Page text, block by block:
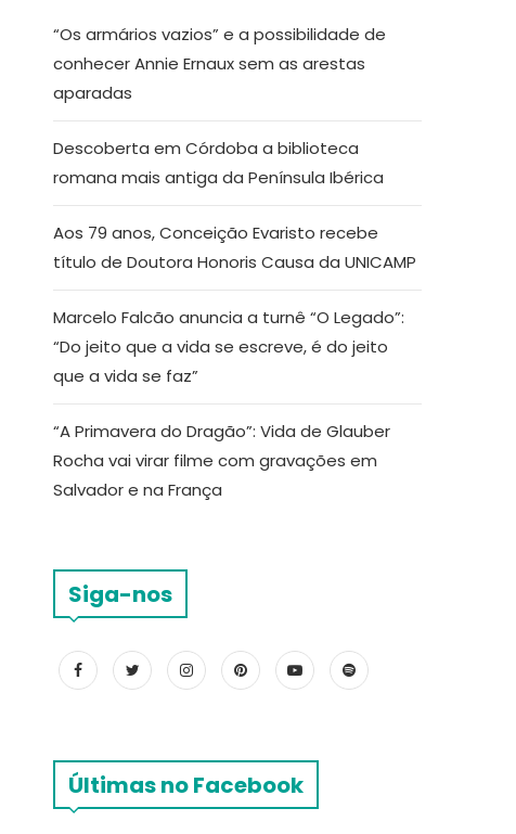
“Os armários vazios” e a possibilidade de
conhecer Annie Ernaux sem as arestas
aparadas
Descoberta em Córdoba a biblioteca
romana mais antiga da Península Ibérica
Aos 79 anos, Conceição Evaristo recebe
título de Doutora Honoris Causa da UNICAMP
Marcelo Falcão anuncia a turnê “O Legado”:
“Do jeito que a vida se escreve, é do jeito
que a vida se faz”
“A Primavera do Dragão”: Vida de Glauber
Rocha vai virar filme com gravações em
Salvador e na França
Siga-nos
Últimas no Facebook